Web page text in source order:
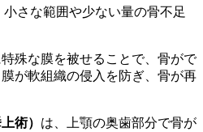
小さな範囲や少ない量の骨不足
殊な膜を被せることで、骨がで
が軟組織の侵入を防ぎ、骨が再
術） は、上顎の奥歯部分で骨が